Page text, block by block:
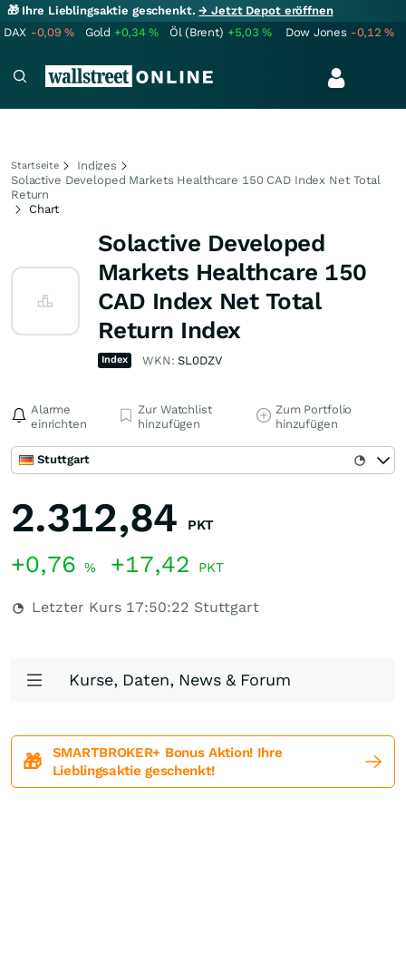
🎁 Ihre Lieblingsaktie geschenkt.→ Jetzt Depot eröffnen
DAX -0,09% Gold +0,34% Öl (Brent) +5,03% Dow Jones -0,12%
Startseite
Indizes
Solactive Developed Markets Healthcare 150 CAD Index Net Total
Return
Chart
Solactive Developed
Markets Healthcare 150
CAD Index Net Total
Return Index
Index WKN:SL0DZV
Alarme
einrichten
Zur Watchlist
hinzufügen
Zum Portfolio
hinzufügen
Stuttgart
2.312,84 PKT
+0,76 % +17,42 PKT
Letzter Kurs 17:50:22 Stuttgart
Kurse, Daten, News & Forum
🎁
SMARTBROKER+ Bonus Aktion! Ihre
Lieblingsaktie geschenkt!